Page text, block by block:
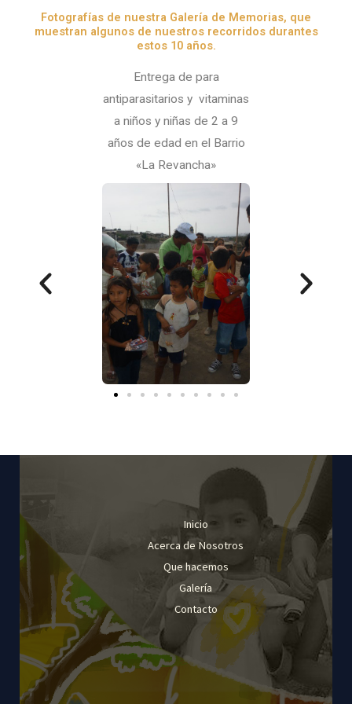
Fotografías de nuestra Galería de Memorias, que
muestran algunos de nuestros recorridos durantes
estos 10 años.
Entrega de para
antiparasitarios y vitaminas
a niños y niñas de 2 a 9
años de edad en el Barrio
«La Revancha»
Inicio
Acerca de Nosotros
Que hacemos
Galería
Contacto